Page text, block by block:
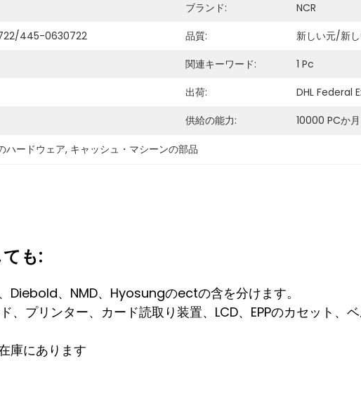
ブランド:
NCR
445-0630722 品質:
新しい元/新
関連キーワード:
1 Pc
出荷:
DHL Federal
供給の能力: 10000 PCか月
ハードウェア, キャッシュ・マシーンの部品
も:
Diebold、NMD、Hyosungのectの含を分けます。
、プリンター、カード読取り装置、LCD、EPPのカセット、
庫にあります